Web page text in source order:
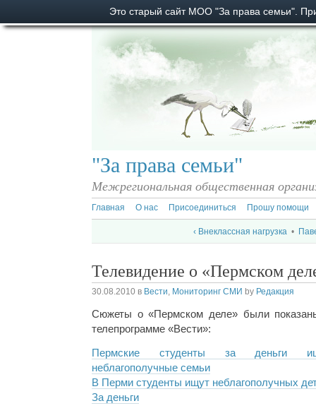
Это старый сайт МОО "За права семьи".
"За права семьи"
Межрегиональная общественная
Главная О нас Присоединиться Прошу помощи
‹ Внеклассная нагрузка •
Телевидение о «Пермском
30.08.2010 в Вести, Мониторинг СМИ by Редакция
Сюжеты о «Пермском деле» были
телепрограмме «Вести»:
Пермские студенты за деньги
неблагополучные семьи
В Перми студенты ищут неблагополучных
За деньги